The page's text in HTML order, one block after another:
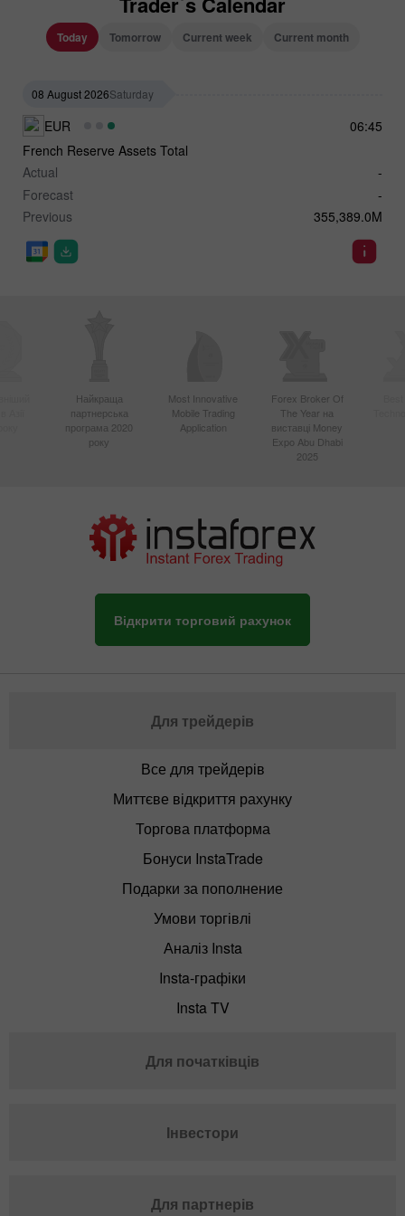
Today Tomorrow Current week Current month
08 August 2026Saturday
06:45
EUR
French Reserve Assets Total
Actual
-
Forecast
-
Previous
355,389.0M
Найкраща
партнерська
програма 2020
року
Most Innovative
Mobile Trading
Application
Forex Broker Of
The Year на
виставці Money
Expo Abu Dhabi
2025
Відкрити торговий рахунок
Для трейдерів
Все для трейдерів
Миттєве відкриття рахунку
Торгова платформа
Бонуси InstaTrade
Подарки за пополнение
Умови торгівлі
Аналіз Insta
Insta-графіки
Insta TV
Для початківців
Інвестори
Для партнерів